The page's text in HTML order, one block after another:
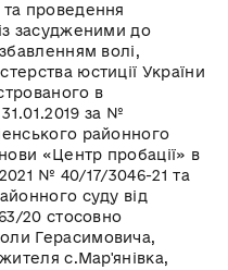
проведення
засудженими до
волі,
юстиції України
в
31.01.2019 за №
районного
«Центр пробації» в
№ 40/17/3046-21 та
суду від
20 стосовно
Герасимовича,
с.Мар'янівка,